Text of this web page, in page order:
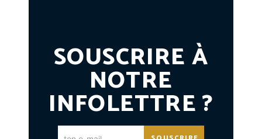
SOUSCRIRE À
NOTRE
INFOLETTRE ?